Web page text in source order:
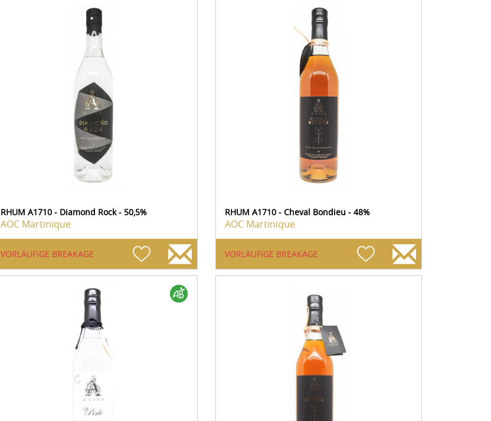
RHUM A1710 - Diamond Rock - 50,5%
AOC Martinique
VORLÄUFIGE BREAKAGE
RHUM A1710 - Cheval Bondieu - 48%
AOC Martinique
VORLÄUFIGE BREAKAGE